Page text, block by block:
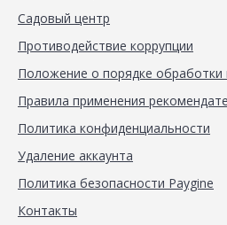
Садовый центр
Противодействие коррупции
Положение о порядке обработки
Правила применения
Политика конфиденциальности
Удаление аккаунта
Политика безопасности Paygine
Контакты